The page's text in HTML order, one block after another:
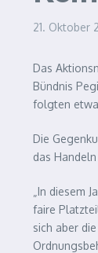
21. Oktober
Das
Bündnis
folgten
Die
das
„In diesem
faire
sich aber